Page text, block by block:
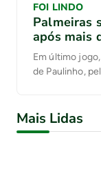
FOI LINDO
Palmeiras
após mais
Em último
de Paulinho,
Mais Lidas